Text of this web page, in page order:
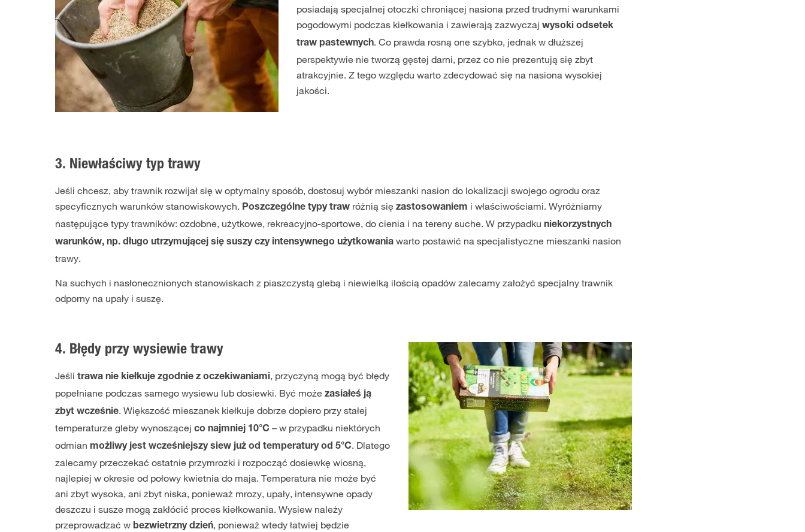
posiadają specjalnej otoczki chroniącej nasiona przed trudnymi warunkami
pogodowymi podczas kiełkowania i zawierają zazwyczaj wysoki odsetek
traw pastewnych. Co prawda rosną one szybko, jednak w dłuższej
perspektywie nie tworzą gęstej darni, przez co nie prezentują się zbyt
atrakcyjnie. Z tego względu warto zdecydować się na nasiona wysokiej
jakości.
3. Niewłaściwy typ trawy
Jeśli chcesz, aby trawnik rozwijał się w optymalny sposób, dostosuj wybór mieszanki nasion do lokalizacji swojego ogrodu oraz
specyficznych warunków stanowiskowych. Poszczególne typy traw różnią się zastosowaniem i właściwościami. Wyróżniamy
następujące typy trawników: ozdobne, użytkowe, rekreacyjno-sportowe, do cienia i na tereny suche. W przypadku niekorzystnych
warunków, np. długo utrzymującej się suszy czy intensywnego użytkowania warto postawić na specjalistyczne mieszanki nasion
trawy.
Na suchych i nasłonecznionych stanowiskach z piaszczystą glebą i niewielką ilością opadów zalecamy założyć specjalny trawnik
odporny na upały i suszę.
4. Błędy przy wysiewie trawy
Jeśli trawa nie kiełkuje zgodnie z oczekiwaniami, przyczyną mogą być błędy
popełniane podczas samego wysiewu lub dosiewki. Być może zasiałeś ją
zbyt wcześnie. Większość mieszanek kiełkuje dobrze dopiero przy stałej
temperaturze gleby wynoszącej co najmniej 10°C – w przypadku niektórych
odmian możliwy jest wcześniejszy siew już od temperatury od 5°C. Dlatego
zalecamy przeczekać ostatnie przymrozki i rozpocząć dosiewkę wiosną,
najlepiej w okresie od połowy kwietnia do maja. Temperatura nie może być
ani zbyt wysoka, ani zbyt niska, ponieważ mrozy, upały, intensywne opady
deszczu i susze mogą zakłócić proces kiełkowania. Wysiew należy
przeprowadzać w bezwietrzny dzień, ponieważ wtedy łatwiej będzie